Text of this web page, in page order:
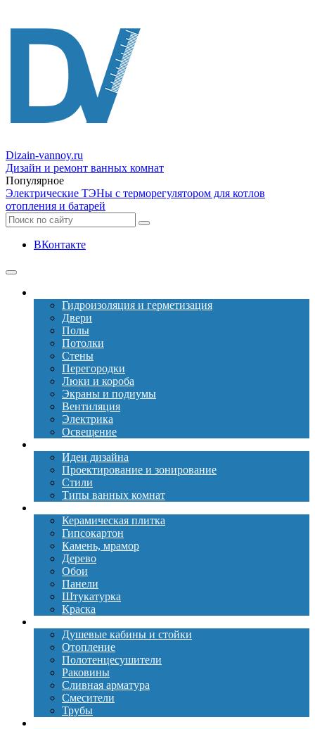
Dizain-vannoy.ru
Дизайн и ремонт ванных комнат
Популярное
Электрические ТЭНы с терморегулятором для котлов
отопления и батарей
ВКонтакте
Гидроизоляция и герметизация
Двери
Полы
Потолки
Стены
Перегородки
Люки и короба
Экраны и подиумы
Вентиляция
Электрика
Освещение
Идеи дизайна
Проектирование и зонирование
Стили
Типы ванных комнат
Керамическая плитка
Гипсокартон
Камень, мрамор
Дерево
Обои
Панели
Штукатурка
Краска
Душевые кабины и стойки
Отопление
Полотенцесушители
Раковины
Сливная арматура
Смесители
Трубы